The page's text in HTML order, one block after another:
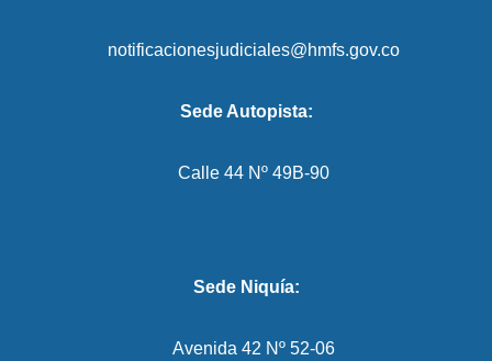
notificacionesjudiciales@hmfs.gov.co
Sede Autopista:
Calle 44 Nº 49B-90
Sede Niquía:
Avenida 42 Nº 52-06